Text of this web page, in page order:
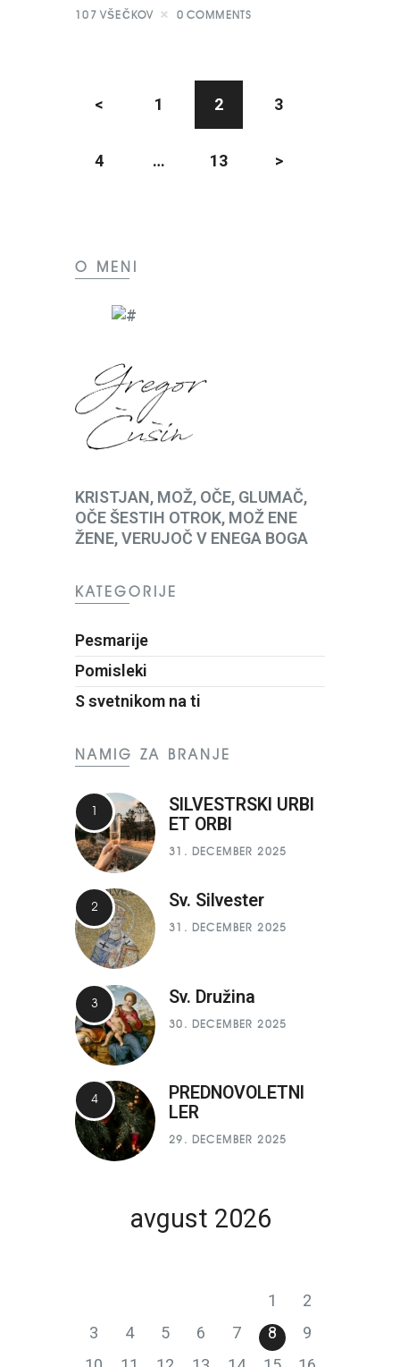
107 VŠEČKOV 0 COMMENTS
< 1 2 3
4 … 13 >
O MENI
KRISTJAN, MOŽ, OČE, GLUMAČ,
OČE ŠESTIH OTROK, MOŽ ENE
ŽENE, VERUJOČ V ENEGA BOGA
KATEGORIJE
Pesmarije
Pomisleki
S svetnikom na ti
NAMIG ZA BRANJE
SILVESTRSKI URBI
ET ORBI
31. DECEMBER 2025
Sv. Silvester
31. DECEMBER 2025
Sv. Družina
30. DECEMBER 2025
PREDNOVOLETNI
LER
29. DECEMBER 2025
avgust 2026
1
2
3
4 5 6 7 8
9